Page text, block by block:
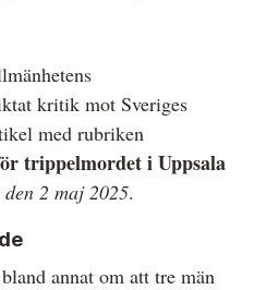
kritik mot Sveriges
med rubriken
trippelmordet i Uppsala
den 2 maj 2025.
annat om att tre män